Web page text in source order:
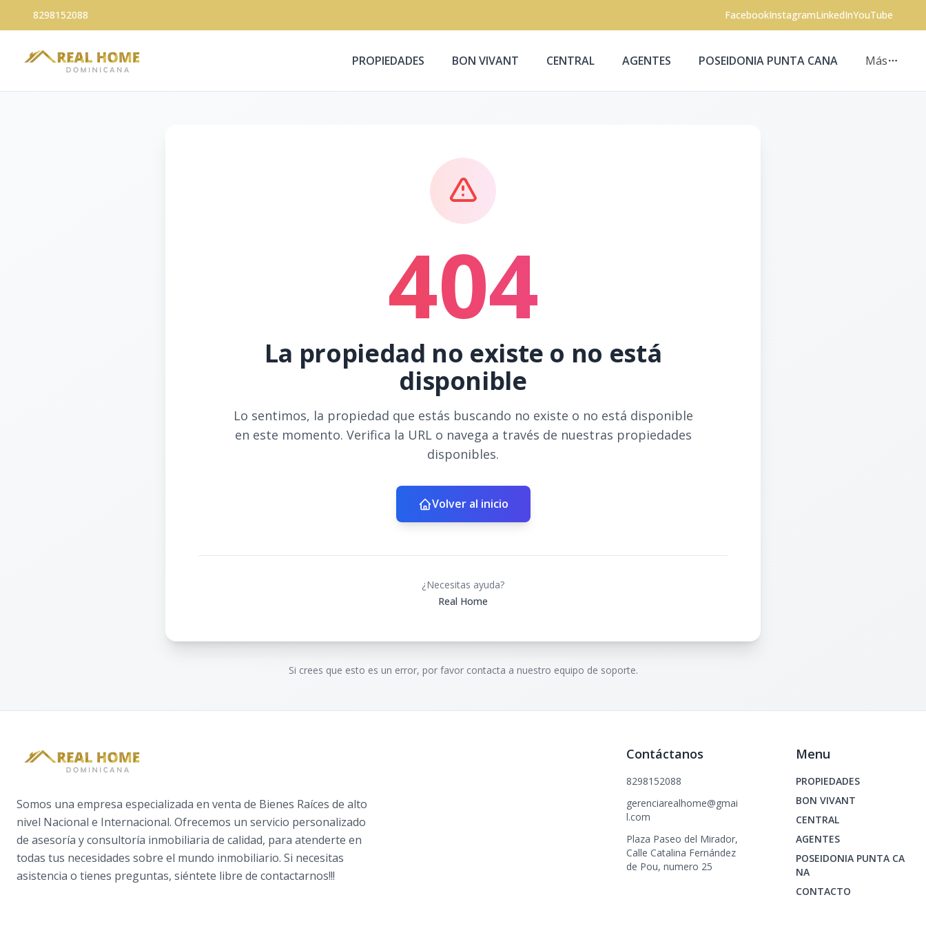
8298152088 FacebookInstagramLinkedInYouTube
PROPIEDADES BON VIVANT CENTRAL AGENTES POSEIDONIA PUNTA CANA Más
404
La propiedad no existe o no está
disponible
Lo sentimos, la propiedad que estás buscando no existe o no está disponible
en este momento. Verifica la URL o navega a través de nuestras propiedades
disponibles.
Volver al inicio
¿Necesitas ayuda?
Real Home
Si crees que esto es un error, por favor contacta a nuestro equipo de soporte.
Somos una empresa especializada en venta de Bienes Raíces de alto
nivel Nacional e Internacional. Ofrecemos un servicio personalizado
de asesoría y consultoría inmobiliaria de calidad, para atenderte en
todas tus necesidades sobre el mundo inmobiliario. Si necesitas
asistencia o tienes preguntas, siéntete libre de contactarnos!!!
Contáctanos
8298152088
gerenciarealhome@gmai
l.com
Plaza Paseo del Mirador,
Calle Catalina Fernández
de Pou, numero 25
Menu
PROPIEDADES
BON VIVANT
CENTRAL
AGENTES
POSEIDONIA PUNTA CA
NA
CONTACTO